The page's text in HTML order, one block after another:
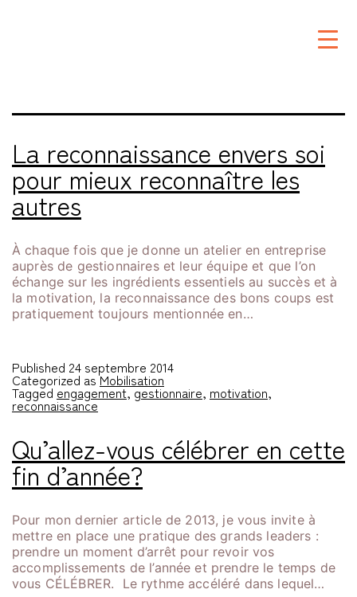
La reconnaissance envers soi
pour mieux reconnaître les
autres
À chaque fois que je donne un atelier en entreprise
auprès de gestionnaires et leur équipe et que l’on
échange sur les ingrédients essentiels au succès et à
la motivation, la reconnaissance des bons coups est
pratiquement toujours mentionnée en…
Published 24 septembre 2014
Categorized asMobilisation
Tagged engagement,gestionnaire, motivation,
reconnaissance
Qu’allez-vous célébrer en cette
fin d’année?
Pour mon dernier article de 2013, je vous invite à
mettre en place une pratique des grands leaders :
prendre un moment d’arrêt pour revoir vos
accomplissements de l’année et prendre le temps de
vous CÉLÉBRER. Le rythme accéléré dans lequel…